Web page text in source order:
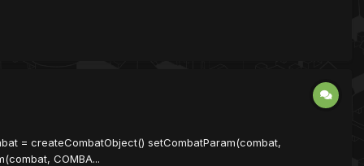
= createCombatObject() setCombatParam(combat,
COMBA...